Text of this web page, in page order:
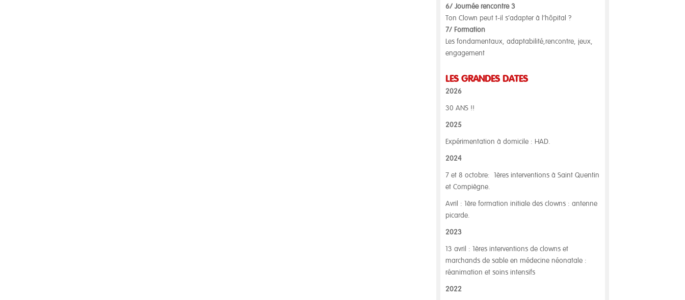
6/ Journée rencontre 3
Ton Clown peut t-il s’adapter à l’hôpital ?
7/ Formation
Les fondamentaux, adaptabilité,rencontre, jeux,
engagement
LES GRANDES DATES
2026
30 ANS !!
2025
Expérimentation à domicile : HAD.
2024
7 et 8 octobre: 1ères interventions à Saint Quentin
et Compiègne.
Avril : 1ère formation initiale des clowns : antenne
picarde.
2023
13 avril : 1ères interventions de clowns et
marchands de sable en médecine néonatale :
réanimation et soins intensifs
2022